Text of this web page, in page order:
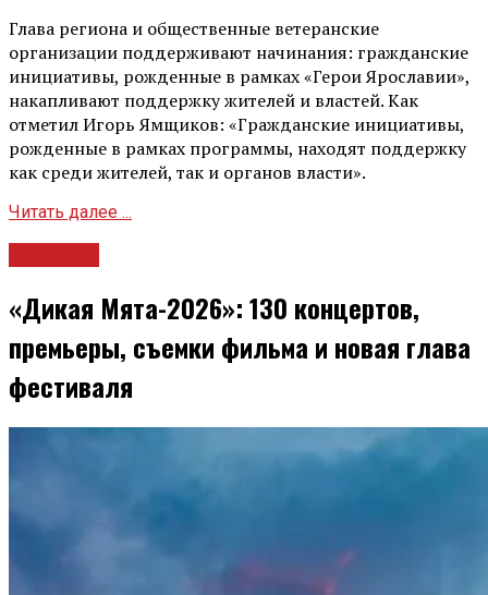
Глава региона и общественные ветеранские
организации поддерживают начинания: гражданские
инициативы, рожденные в рамках «Герои Ярославии»,
накапливают поддержку жителей и властей. Как
отметил Игорь Ямщиков: «Гражданские инициативы,
рожденные в рамках программы, находят поддержку
как среди жителей, так и органов власти».
Читать далее ...
«Дикая Мята-2026»: 130 концертов,
премьеры, съемки фильма и новая глава
фестиваля